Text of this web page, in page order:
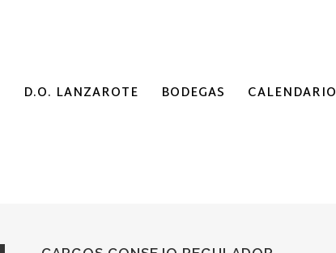
D.O. LANZAROTE BODEGAS CALENDARIO